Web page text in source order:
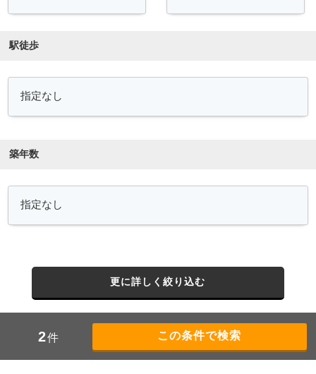
駅徒歩
築年数
更に詳しく絞り込む
2件